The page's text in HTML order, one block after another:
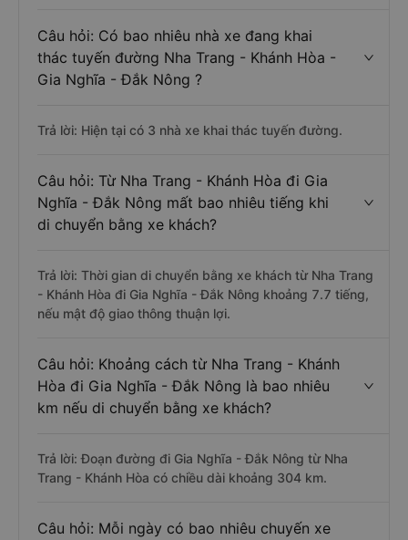
Câu hỏi: Có bao nhiêu nhà xe đang khai
thác tuyến đường Nha Trang - Khánh Hòa -
Gia Nghĩa - Đắk Nông ?
Trả lời: Hiện tại có 3 nhà xe khai thác tuyến đường.
Câu hỏi: Từ Nha Trang - Khánh Hòa đi Gia
Nghĩa - Đắk Nông mất bao nhiêu tiếng khi
di chuyển bằng xe khách?
Trả lời: Thời gian di chuyển bằng xe khách từ Nha Trang
- Khánh Hòa đi Gia Nghĩa - Đắk Nông khoảng 7.7 tiếng,
nếu mật độ giao thông thuận lợi.
Câu hỏi: Khoảng cách từ Nha Trang - Khánh
Hòa đi Gia Nghĩa - Đắk Nông là bao nhiêu
km nếu di chuyển bằng xe khách?
Trả lời: Đoạn đường đi Gia Nghĩa - Đắk Nông từ Nha
Trang - Khánh Hòa có chiều dài khoảng 304 km.
Câu hỏi: Mỗi ngày có bao nhiêu chuyến xe